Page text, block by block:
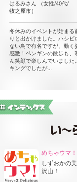
はるみさん （女性/40代/
牧之原市）
冬休みのイベントが始まる
りと出かけました。ハシビ
ない鳥で有名ですが、動く
感激！ペンギンの散歩も、
ん笑顔で楽しんでいました
キングでしたが...
めちゃウマ！
しずおかの
沢山！